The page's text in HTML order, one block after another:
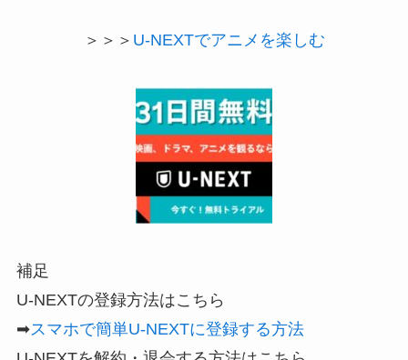
＞＞＞ U-NEXTでアニメを楽しむ
補足
U-NEXTの登録方法はこちら
➡スマホで簡単U-NEXTに登録する方法